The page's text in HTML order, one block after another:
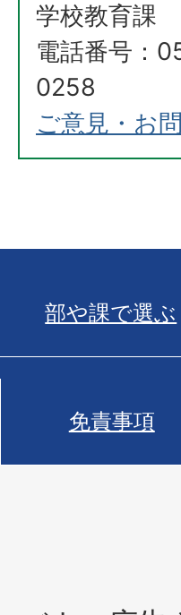
学校教育課
電話番号：
0258
ご意見・お
部や課で選ぶ
免責事項